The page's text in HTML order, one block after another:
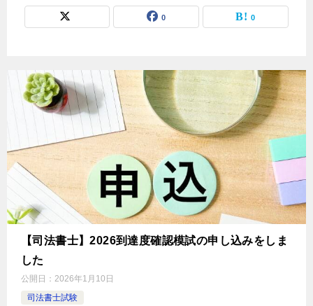
0 0
【司法書士】2026到達度確認模試の申し込みをしま
した
公開日： 2026年1月10日
司法書士試験